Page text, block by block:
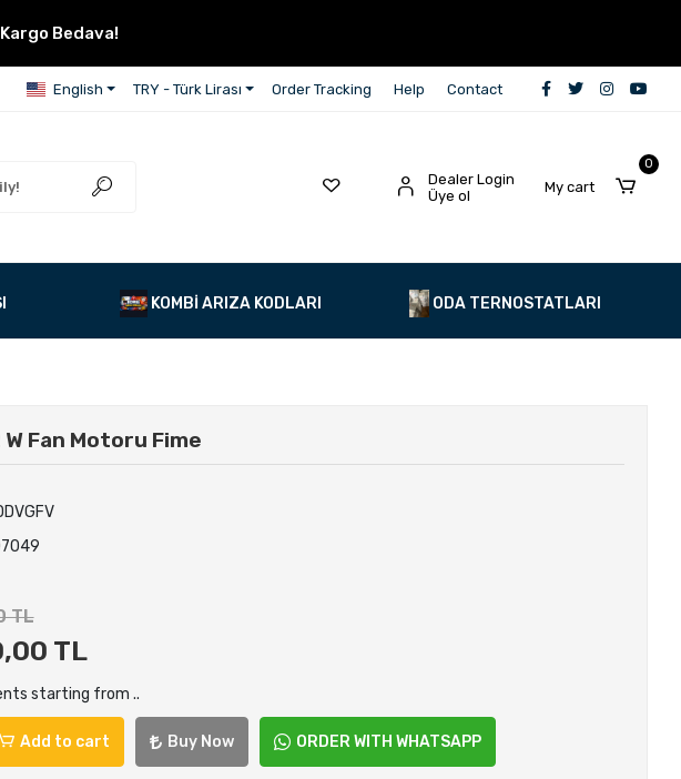
Bedava!
English TRY - Türk Lirası Order Tracking Help Contact
Dealer Login
Üye ol
My cart
0
KOMBİ ARIZA KODLARI ODA TERNOSTATLARI
Fan Motoru Fime
TL
TL
starting from ..
Add to cart Buy Now ORDER WITH WHATSAPP